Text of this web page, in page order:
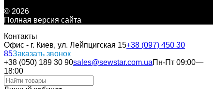
© 2026
Полная версия сайта
Контакты
Офис - г. Киев, ул. Лейпцигская 15+38 (097) 450 30
85Заказать звонок
+38 (050) 189 30 90sales@sewstar.com.uaПн-Пт 09:00—
18:00